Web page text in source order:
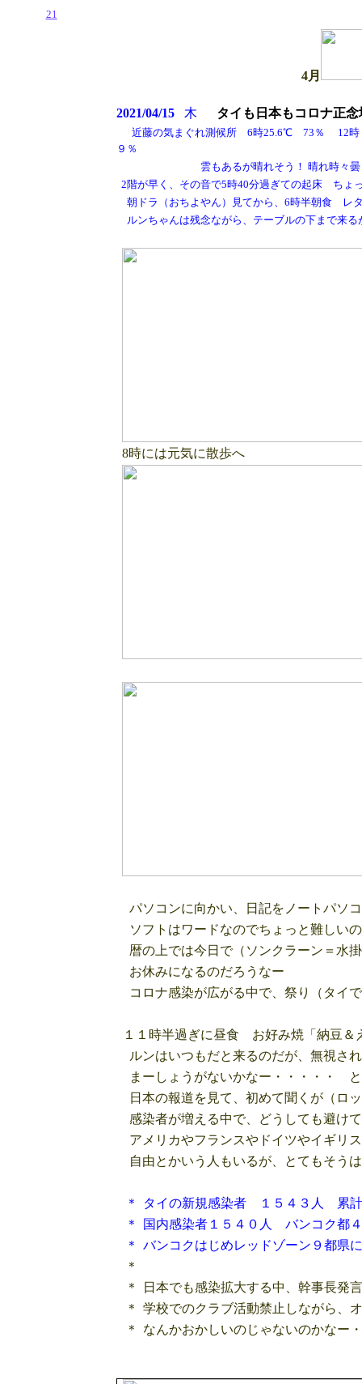
21
4月
2021/04/15 木 タイも日本もコロナ正
近藤の気まぐれ測候所 6時25.6℃ 73 ％ 12
９％
雲もあるが晴れそう！ 晴れ時々曇り
2階が早く、その音で5時40分過ぎての起床 ちょ
朝ドラ（おちよやん）見てから、 6時半朝食 レタ
ルンちゃんは残念ながら、テーブルの下まで来る
8時には元気に散歩へ
パソコンに向かい、日記をノートパソ
ソフトはワードなのでちょっと難しい
暦の上では今日で（ソンクラーン＝水
お休みになるのだろうなー
コロナ感染が広がる中で、祭り（タイ
１１時半過ぎに昼食 お好み焼「納豆＆
ルンはいつもだと来るのだが、無視さ
まーしょうがないかなー・・・・・
日本の報道を見て、初めて聞くが（ロ
感染者が増える中で、どうしても避け
アメリカやフランスやドイツやイギリ
自由とかいう人もいるが、とてもそう
＊
タイの新規感染者 １５４３人 累
＊
国内感染者１５４０人 バンコク都
＊
バンコクはじめレッドゾーン９都県
＊
＊
日本でも感染拡大する中、幹事長発
＊
学校でのクラブ活動禁止しながら、
＊
なんかおかしいのじゃないのかなー